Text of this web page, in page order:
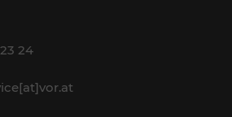
24